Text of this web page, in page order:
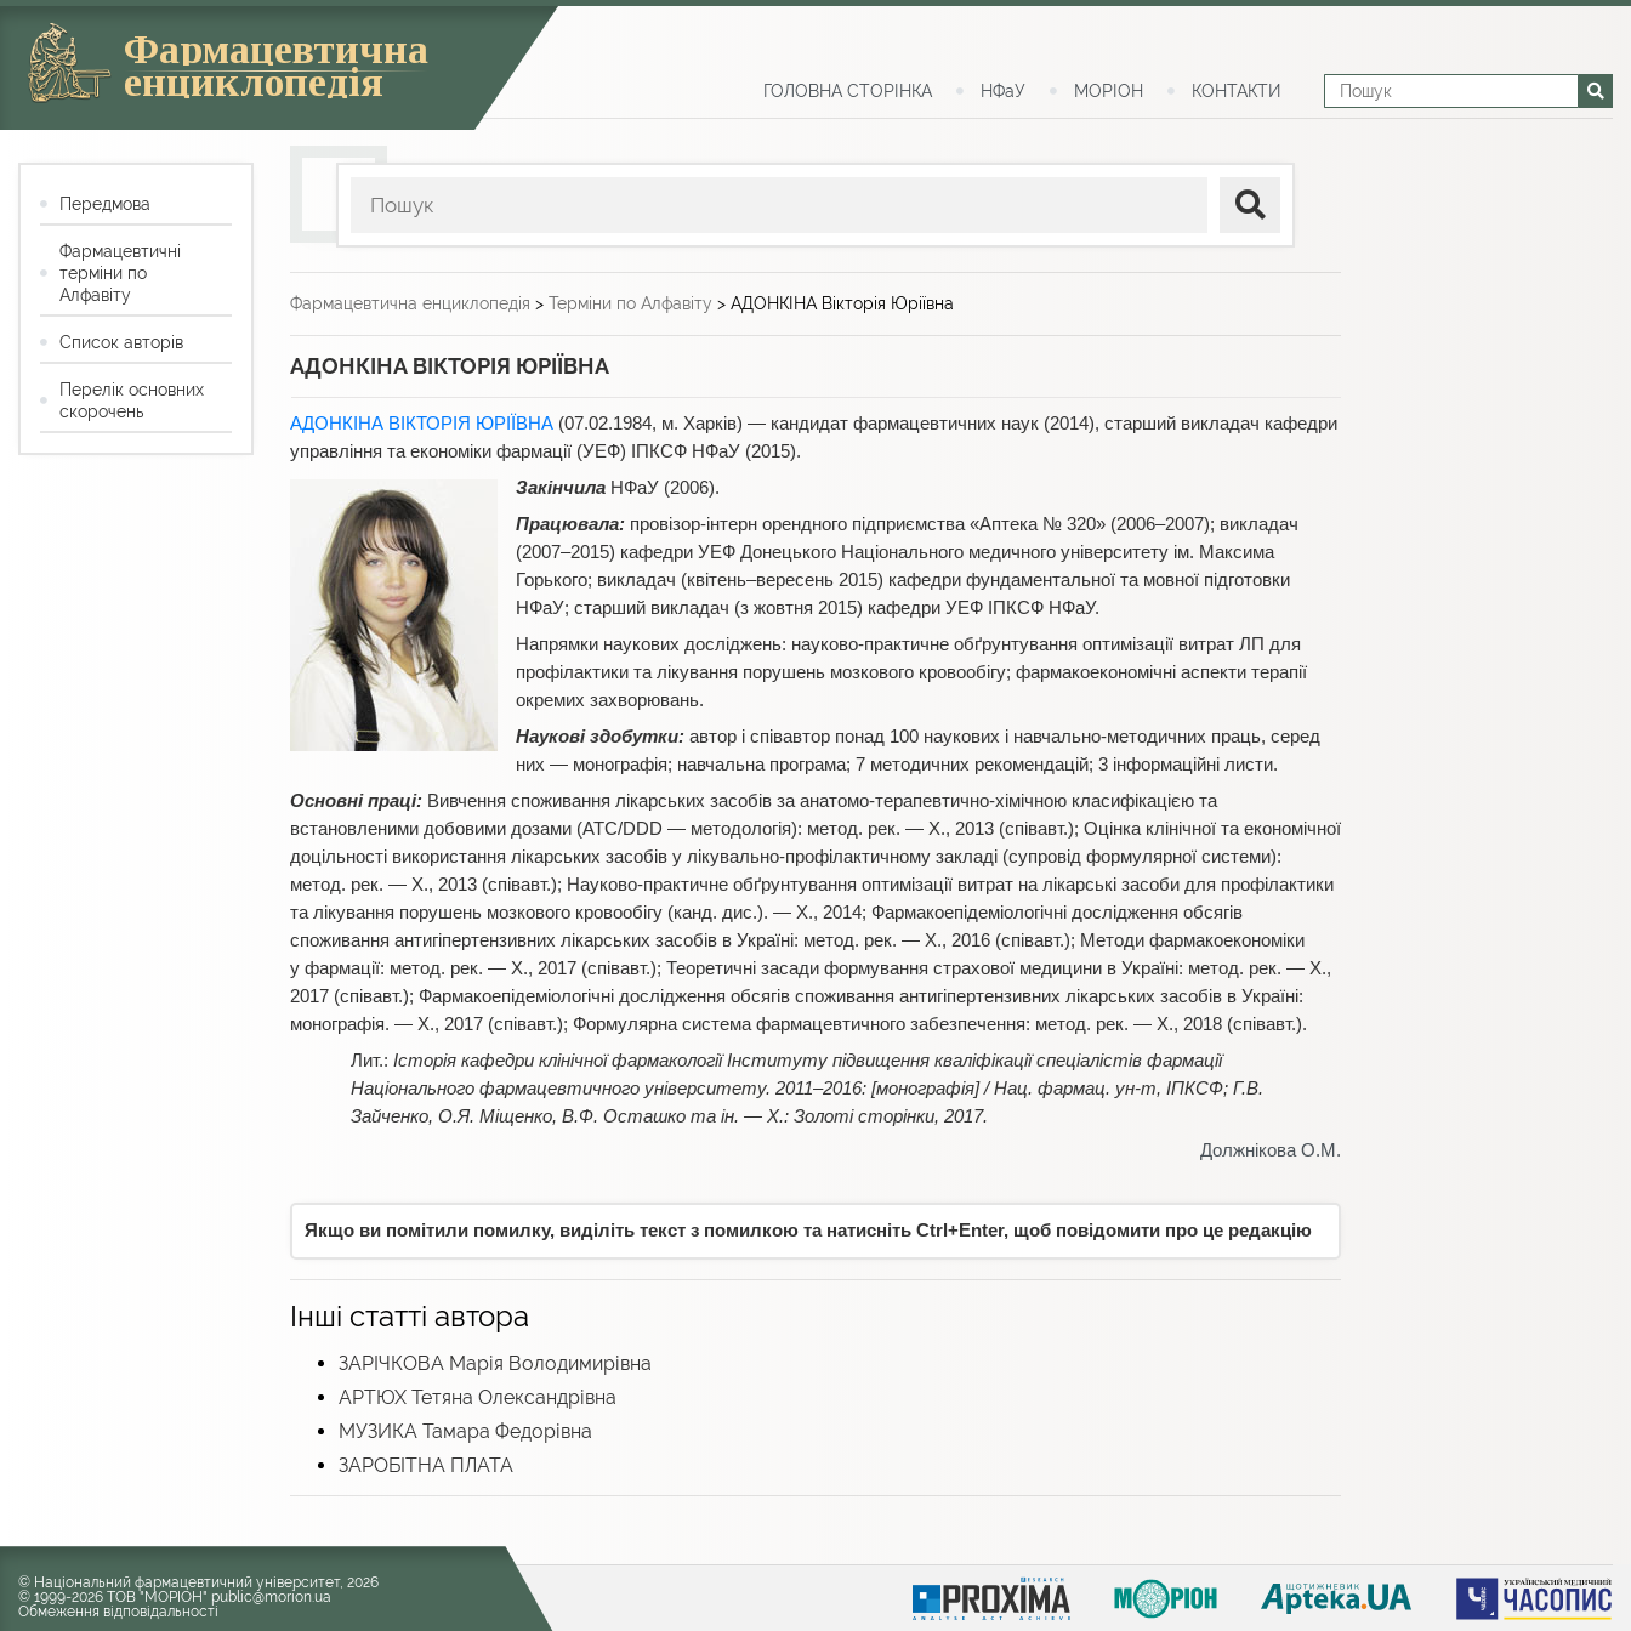
Фармацевтична
енциклопедія ГОЛОВНА СТОРІНКА НФаУ МОРІОН КОНТАКТИ
Фармацевтична енциклопедія > Терміни по Алфавіту > АДОНКІНА Вікторія Юріївна
АДОНКІНА ВІКТОРІЯ ЮРІЇВНА
АДОНКІНА ВІКТОРІЯ ЮРІЇВНА (07.02.1984, м. Харків) — кандидат фармацевтичних наук (2014), старший викладач кафедри
управління та економіки фармації (УЕФ) ІПКСФ НФаУ (2015).
Закінчила НФаУ (2006).
Працювала: провізор-інтерн орендного підприємства «Аптека № 320» (2006–2007); викладач
(2007–2015) кафедри УЕФ Донецького Національного медичного університету ім. Максима
Горького; викладач (квітень–вересень 2015) кафедри фундаментальної та мовної підготовки
НФаУ; старший викладач (з жовтня 2015) кафедри УЕФ ІПКСФ НФаУ.
Напрямки наукових досліджень: науково-практичне обґрунтування оптимізації витрат ЛП для
профілактики та лікування порушень мозкового кровообігу; фармакоекономічні аспекти терапії
окремих захворювань.
Наукові здобутки: автор і співавтор понад 100 наукових і навчально-методичних праць, серед
них — монографія; навчальна програма; 7 методичних рекомендацій; 3 інформаційні листи.
Основні праці: Вивчення споживання лікарських засобів за анатомо-терапевтично-хімічною класифікацією та
встановленими добовими дозами (АТС/DDD — методологія): метод. рек. — Х., 2013 (співавт.); Оцінка клінічної та економічної
доцільності використання лікарських засобів у лікувально-профілактичному закладі (супровід формулярної системи):
метод. рек. — Х., 2013 (співавт.); Науково-практичне обґрунтування оптимізації витрат на лікарські засоби для профілактики
та лікування порушень мозкового кровообігу (канд. дис.). — Х., 2014; Фармакоепідеміологічні дослідження обсягів
споживання антигіпертензивних лікарських засобів в Україні: метод. рек. — Х., 2016 (співавт.); Методи фармакоекономіки
у фармації: метод. рек. — Х., 2017 (співавт.); Теоретичні засади формування страхової медицини в Україні: метод. рек. — Х.,
2017 (співавт.); Фармакоепідеміологічні дослідження обсягів споживання антигіпертензивних лікарських засобів в Україні:
монографія. — Х., 2017 (співавт.); Формулярна система фармацевтичного забезпечення: метод. рек. — Х., 2018 (співавт.).
Історія кафедри клінічної фармакології Інституту підвищення кваліфікації спеціалістів фармації
Національного фармацевтичного університету. 2011–2016: [монографія] / Нац. фармац. ун-т, ІПКСФ; Г.В.
Зайченко, О.Я. Міщенко, В.Ф. Осташко та ін. — Х.: Золоті сторінки, 2017.
Должнікова О.М.
Якщо ви помітили помилку, виділіть текст з помилкою та натисніть Ctrl+Enter, щоб повідомити про це редакцію
Інші статті автора
ЗАРІЧКОВА Марія Володимирівна
АРТЮХ Тетяна Олександрівна
МУЗИКА Тамара Федорівна
ЗАРОБІТНА ПЛАТА
Передмова
Фармацевтичні
терміни по
Алфавіту
Список авторів
Перелік основних
скорочень
© Національний фармацевтичний університет, 2026
© 1999-2026 ТОВ "МОРІОН" public@morion.ua
Обмеження відповідальності